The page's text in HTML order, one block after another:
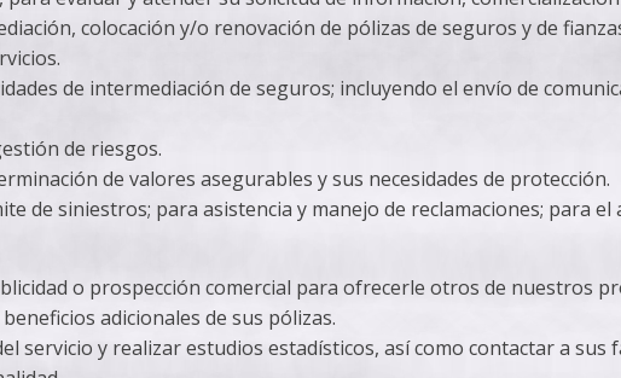
colocación y/o renovación de pólizas de seguros y de
de intermediación de seguros; incluyendo el envío de
de riesgos.
de valores asegurables y sus necesidades de protección.
de siniestros; para asistencia y manejo de reclamaciones; para
o prospección comercial para ofrecerle otros de nuestros
adicionales de sus pólizas.
servicio y realizar estudios estadísticos, así como contactar a